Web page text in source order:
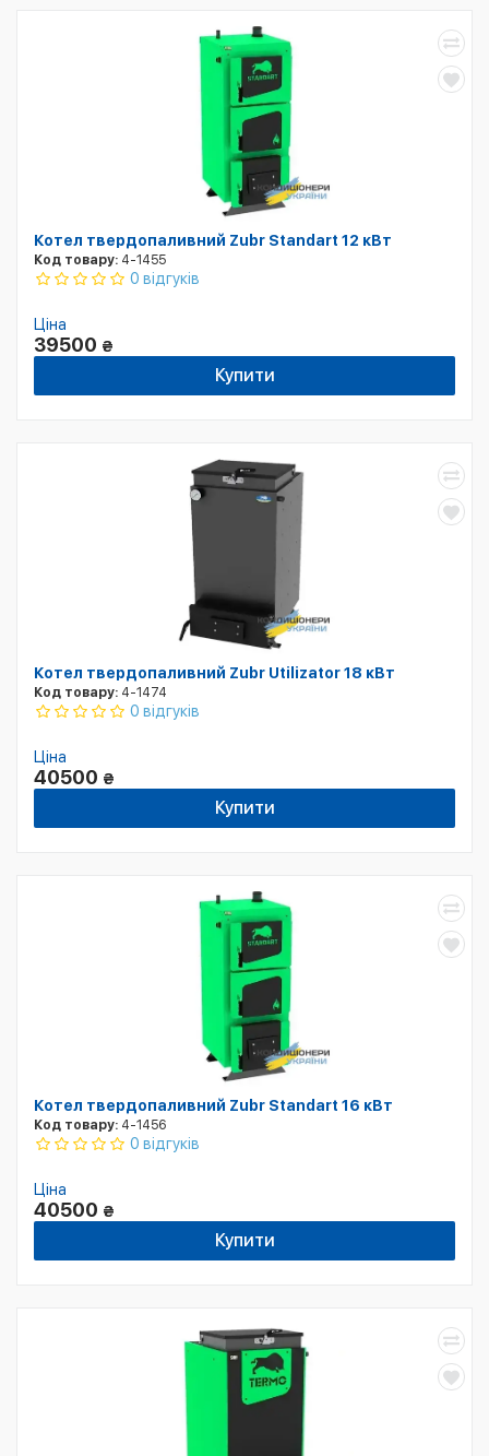
Котел твердопаливний Zubr Standart 12 кВт
Код товару: 4-1455
0 відгуків
Ціна
39500 ₴
Купити
Котел твердопаливний Zubr Utilizator 18 кВт
Код товару: 4-1474
0 відгуків
Ціна
40500 ₴
Купити
Котел твердопаливний Zubr Standart 16 кВт
Код товару: 4-1456
0 відгуків
Ціна
40500 ₴
Купити